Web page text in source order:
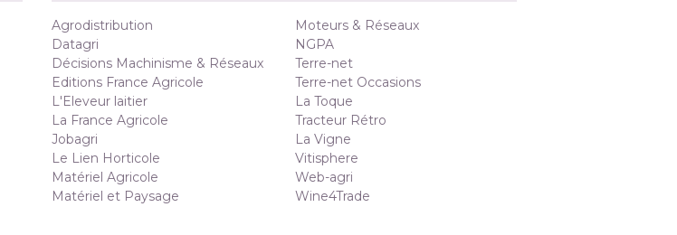
Agrodistribution
Datagri
Décisions Machinisme & Réseaux
Editions France Agricole
L'Eleveur laitier
La France Agricole
Jobagri
Le Lien Horticole
Matériel Agricole
Matériel et Paysage
Moteurs & Réseaux
NGPA
Terre-net
Terre-net Occasions
La Toque
Tracteur Rétro
La Vigne
Vitisphere
Web-agri
Wine4Trade